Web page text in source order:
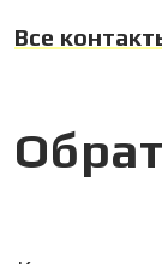
Все